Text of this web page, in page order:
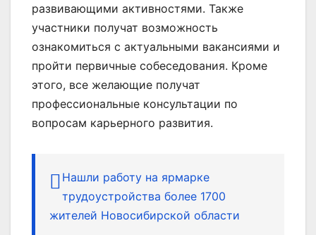
развивающими активностями. Также
участники получат возможность
ознакомиться с актуальными вакансиями и
пройти первичные собеседования. Кроме
этого, все желающие получат
профессиональные консультации по
вопросам карьерного развития.
Нашли работу на ярмарке
трудоустройства более 1700
жителей Новосибирской области